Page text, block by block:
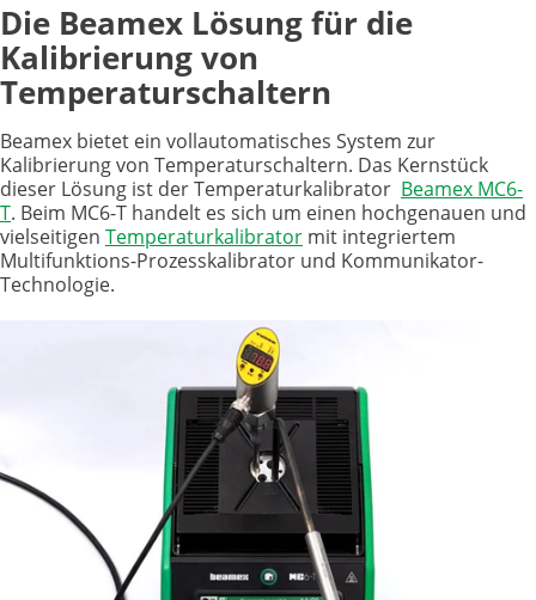
Die Beamex Lösung für die
Kalibrierung von
Temperaturschaltern
Beamex bietet ein vollautomatisches System zur
Kalibrierung von Temperaturschaltern. Das Kernstück
dieser Lösung ist der Temperaturkalibrator Beamex MC6-
T. Beim MC6-T handelt es sich um einen hochgenauen und
vielseitigen Temperaturkalibrator mit integriertem
Multifunktions-Prozesskalibrator und Kommunikator-
Technologie.